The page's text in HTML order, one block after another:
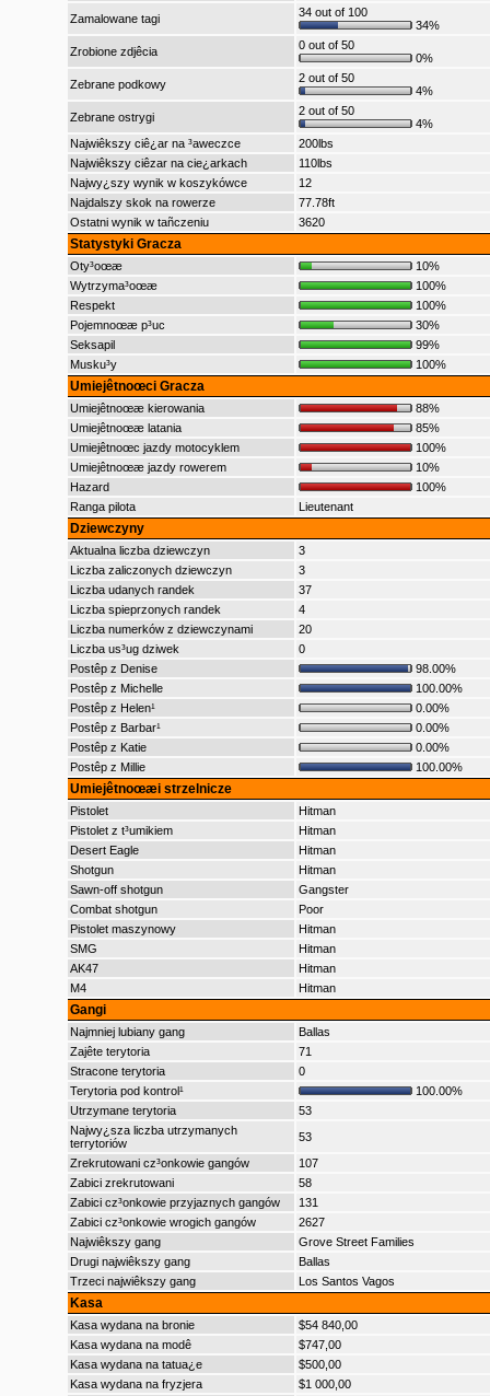
Zamalowane tagi
34 out of 100
34%
Zrobione zdjêcia
0 out of 50
0%
Zebrane podkowy
2 out of 50
4%
Zebrane ostrygi
2 out of 50
4%
Najwiêkszy ciê¿ar na ³aweczce
200lbs
Najwiêkszy ciêzar na cie¿arkach
110lbs
Najwy¿szy wynik w koszykówce
12
Najdalszy skok na rowerze
77.78ft
Ostatni wynik w tañczeniu
3620
Statystyki Gracza
Oty³oœæ
10%
Wytrzyma³oœæ
100%
Respekt
100%
Pojemnoœæ p³uc
30%
Seksapil
99%
Musku³y
100%
Umiejêtnoœci Gracza
Umiejêtnoœæ kierowania
88%
Umiejêtnoœæ latania
85%
Umiejêtnoœc jazdy motocyklem
100%
Umiejêtnoœæ jazdy rowerem
10%
Hazard
100%
Ranga pilota
Lieutenant
Dziewczyny
Aktualna liczba dziewczyn
3
Liczba zaliczonych dziewczyn
3
Liczba udanych randek
37
Liczba spieprzonych randek
4
Liczba numerków z dziewczynami
20
Liczba us³ug dziwek
0
Postêp z Denise
98.00%
Postêp z Michelle
100.00%
Postêp z Helen¹
0.00%
Postêp z Barbar¹
0.00%
Postêp z Katie
0.00%
Postêp z Millie
100.00%
Umiejêtnoœæi strzelnicze
Pistolet
Hitman
Pistolet z t³umikiem
Hitman
Desert Eagle
Hitman
Shotgun
Hitman
Sawn-off shotgun
Gangster
Combat shotgun
Poor
Pistolet maszynowy
Hitman
SMG
Hitman
AK47
Hitman
M4
Hitman
Gangi
Najmniej lubiany gang
Ballas
Zajête terytoria
71
Stracone terytoria
0
Terytoria pod kontrol¹
100.00%
Utrzymane terytoria
53
Najwy¿sza liczba utrzymanych
terrytoriów
53
Zrekrutowani cz³onkowie gangów
107
Zabici zrekrutowani
58
Zabici cz³onkowie przyjaznych gangów
131
Zabici cz³onkowie wrogich gangów
2627
Najwiêkszy gang
Grove Street Families
Drugi najwiêkszy gang
Ballas
Trzeci najwiêkszy gang
Los Santos Vagos
Kasa
Kasa wydana na bronie
$54 840,00
Kasa wydana na modê
$747,00
Kasa wydana na tatua¿e
$500,00
Kasa wydana na fryzjera
$1 000,00